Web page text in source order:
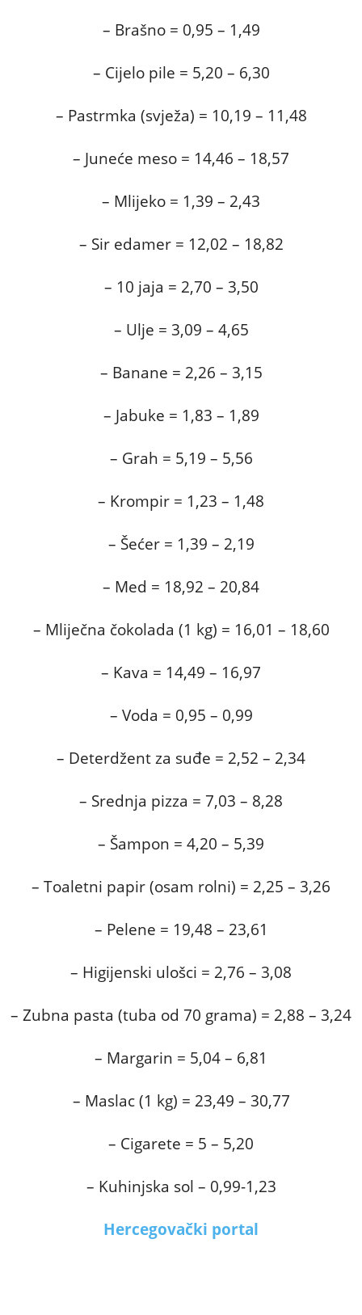
– Brašno = 0,95 – 1,49
– Cijelo pile = 5,20 – 6,30
– Pastrmka (svježa) = 10,19 – 11,48
– Juneće meso = 14,46 – 18,57
– Mlijeko = 1,39 – 2,43
– Sir edamer = 12,02 – 18,82
– 10 jaja = 2,70 – 3,50
– Ulje = 3,09 – 4,65
– Banane = 2,26 – 3,15
– Jabuke = 1,83 – 1,89
– Grah = 5,19 – 5,56
– Krompir = 1,23 – 1,48
– Šećer = 1,39 – 2,19
– Med = 18,92 – 20,84
– Mliječna čokolada (1 kg) = 16,01 – 18,60
– Kava = 14,49 – 16,97
– Voda = 0,95 – 0,99
– Deterdžent za suđe = 2,52 – 2,34
– Srednja pizza = 7,03 – 8,28
– Šampon = 4,20 – 5,39
– Toaletni papir (osam rolni) = 2,25 – 3,26
– Pelene = 19,48 – 23,61
– Higijenski ulošci = 2,76 – 3,08
– Zubna pasta (tuba od 70 grama) = 2,88 – 3,24
– Margarin = 5,04 – 6,81
– Maslac (1 kg) = 23,49 – 30,77
– Cigarete = 5 – 5,20
– Kuhinjska sol – 0,99-1,23
Hercegovački portal